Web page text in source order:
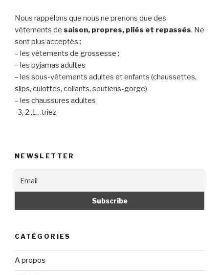
Nous rappelons que nous ne prenons que des
vêtements de saison, propres, pliés et repassés. Ne
sont plus acceptés :
– les vêtements de grossesse ;
– les pyjamas adultes
– les sous-vêtements adultes et enfants (chaussettes,
slips, culottes, collants, soutiens-gorge)
– les chaussures adultes
3, 2 ,1…triez
NEWSLETTER
CATÉGORIES
A propos